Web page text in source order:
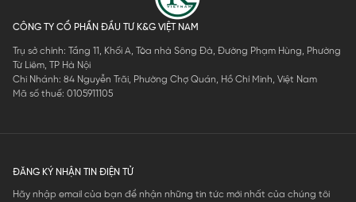
CÔNG TY CỔ PHẦN ĐẦU TƯ K&G VIỆT NAM
Trụ sở chính: Tầng 11, Khối A, Tòa nhà Sông Đà, Đường Phạm Hùng, Phường
Từ Liêm, TP Hà Nội
Chi Nhánh: 84 Nguyễn Trãi, Phường Chợ Quán, Hồ Chí Minh, Việt Nam
Mã số thuế: 0105911105
ĐĂNG KÝ NHẬN TIN ĐIỆN TỬ
Hãy nhập email của bạn để nhận những tin tức mới nhất của chúng tôi